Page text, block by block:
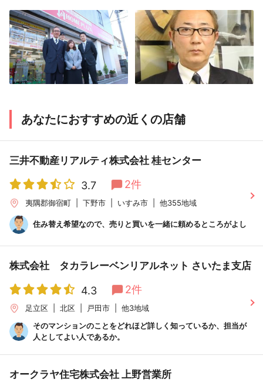
あなたにおすすめの近くの店舗
三井不動産リアルティ株式会社 桂センター
3.7 2件
夷隅郡御宿町 下野市 いすみ市 他355地域
住み替え希望なので、売りと買いを一緒に頼めるところがよし
株式会社 タカラレーベンリアルネット さいたま支店
4.3 2件
足立区 北区 戸田市
他3地域
そのマンションのことをどれほど詳しく知っているか、担当が
人としてよい人であるか。
オークラヤ住宅株式会社 上野営業所